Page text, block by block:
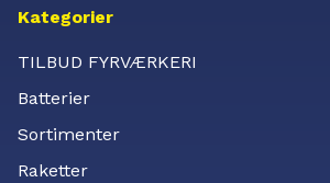
Kategorier
TILBUD FYRVÆRKERI
Batterier
Sortimenter
Raketter